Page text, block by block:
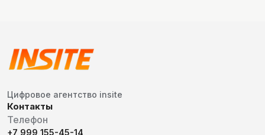
Цифровое агентство insite
Контакты
Телефон
+7 999 155-45-14